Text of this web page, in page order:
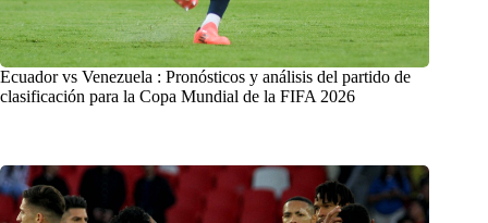
Ecuador vs Venezuela : Pronósticos y análisis del partido de
clasificación para la Copa Mundial de la FIFA 2026